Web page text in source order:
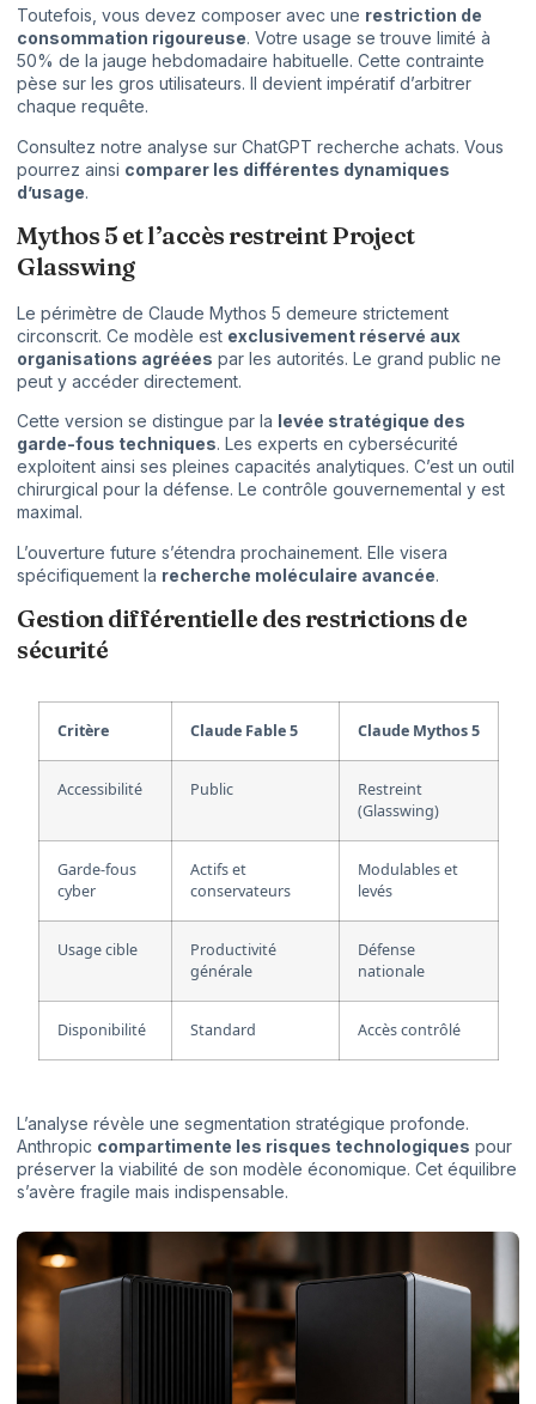
Toutefois, vous devez composer avec une restriction de
consommation rigoureuse. Votre usage se trouve limité à
50% de la jauge hebdomadaire habituelle. Cette contrainte
pèse sur les gros utilisateurs. Il devient impératif d’arbitrer
chaque requête.
Consultez notre analyse sur ChatGPT recherche achats. Vous
pourrez ainsi comparer les différentes dynamiques
d’usage.
Mythos 5 et l’accès restreint Project
Glasswing
Le périmètre de Claude Mythos 5 demeure strictement
circonscrit. Ce modèle est exclusivement réservé aux
organisations agréées par les autorités. Le grand public ne
peut y accéder directement.
Cette version se distingue par la levée stratégique des
garde-fous techniques. Les experts en cybersécurité
exploitent ainsi ses pleines capacités analytiques. C’est un outil
chirurgical pour la défense. Le contrôle gouvernemental y est
maximal.
L’ouverture future s’étendra prochainement. Elle visera
spécifiquement la recherche moléculaire avancée.
Gestion différentielle des restrictions de
sécurité
Critère Claude Fable 5 Claude Mythos 5
Accessibilité Public
Restreint
(Glasswing)
Garde-fous
cyber
Actifs et
conservateurs
Modulables et
levés
Usage cible
Productivité
générale
Défense
nationale
Disponibilité Standard Accès contrôlé
L’analyse révèle une segmentation stratégique profonde.
Anthropic compartimente les risques technologiques pour
préserver la viabilité de son modèle économique. Cet équilibre
s’avère fragile mais indispensable.